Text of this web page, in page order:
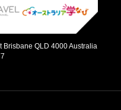
Brisbane QLD 4000 Australia